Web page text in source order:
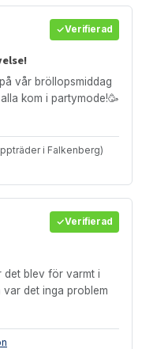
Verifierad
vår bröllopsmiddag
kom i partymode!🥳
i Falkenberg)
Verifierad
det blev för varmt i
det inga problem